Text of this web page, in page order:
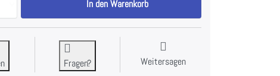
In den Warenkorb
Fragen? Weitersagen